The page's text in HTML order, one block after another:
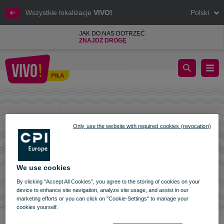
Wszystkie lokalizacje VIVO! Polski
JAK DO NAS DOTRZEĆ
ZNAJDŹ DROGĘ
PIŁA
GODZINY OTWARCIA VIVO! PIŁA 1 I 11 LISTOPADA
We use cookies
By clicking “Accept All Cookies”, you agree to the storing of cookies on your
device to enhance site navigation, analyze site usage, and assist in our
marketing efforts or you can click on "Cookie-Settings" to manage your
cookies yourself.
Only use the website with required cookies (revocation)